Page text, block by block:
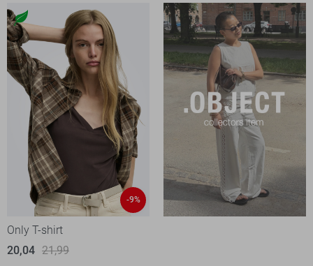
-9%
Only T-shirt
20,04 21,99